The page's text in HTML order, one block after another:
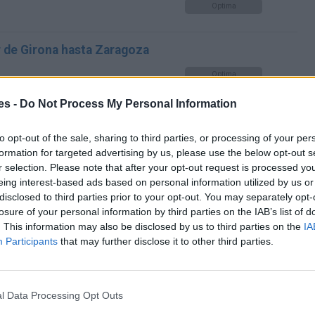
- Do Not Process My Personal Information
opt-out of the sale, sharing to third parties, or processing of your
for targeted advertising by us, please use the below opt-out
selection. Please note that after your opt-out request is processed
interest-based ads based on personal information utilized by us
to third parties prior to your opt-out. You may separately
of your personal information by third parties on the IAB’s list of
This information may also be disclosed by us to third parties on the
Participants that may further disclose it to other third parties.
Data Processing Opt Outs
Optima
Girona hasta Zaragoza
Optima
Girona hasta Zaragoza
Optima
a Zaragoza
Mismo destino